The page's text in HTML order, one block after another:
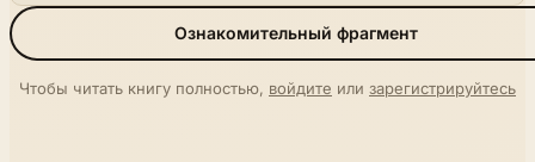
Ознакомительный фрагмент
Чтобы читать книгу полностью, войдите или зарегистрируйтесь